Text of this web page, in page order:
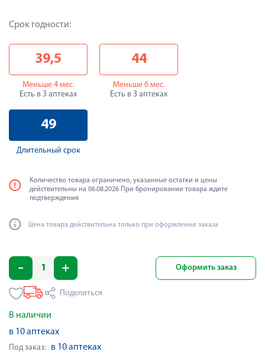
Срок годности:
39,5
Меньше 4 мес.
Есть в 3 аптеках
44
Меньше 6 мес.
Есть в 3 аптеках
49
Длительный срок
Количество товара ограничено, указанные остатки и цены
действительны на 06.08.2026 При бронировании товара ждите
подтверждения
Цена товара действительна только при оформлении заказа
Оформить заказ
Поделиться
В наличии
в 10 аптеках
Под заказ: в 10 аптеках